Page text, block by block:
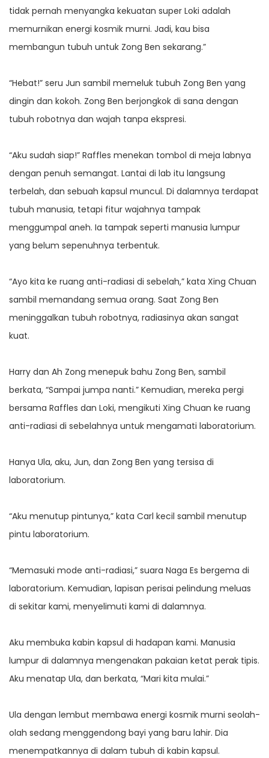
tidak pernah menyangka kekuatan super Loki adalah
memurnikan energi kosmik murni. Jadi, kau bisa
membangun tubuh untuk Zong Ben sekarang.”
“Hebat!” seru Jun sambil memeluk tubuh Zong Ben yang
dingin dan kokoh. Zong Ben berjongkok di sana dengan
tubuh robotnya dan wajah tanpa ekspresi.
“Aku sudah siap!” Raffles menekan tombol di meja labnya
dengan penuh semangat. Lantai di lab itu langsung
terbelah, dan sebuah kapsul muncul. Di dalamnya terdapat
tubuh manusia, tetapi fitur wajahnya tampak
menggumpal aneh. Ia tampak seperti manusia lumpur
yang belum sepenuhnya terbentuk.
“Ayo kita ke ruang anti-radiasi di sebelah,” kata Xing Chuan
sambil memandang semua orang. Saat Zong Ben
meninggalkan tubuh robotnya, radiasinya akan sangat
kuat.
Harry dan Ah Zong menepuk bahu Zong Ben, sambil
berkata, “Sampai jumpa nanti.” Kemudian, mereka pergi
bersama Raffles dan Loki, mengikuti Xing Chuan ke ruang
anti-radiasi di sebelahnya untuk mengamati laboratorium.
Hanya Ula, aku, Jun, dan Zong Ben yang tersisa di
laboratorium.
“Aku menutup pintunya,” kata Carl kecil sambil menutup
pintu laboratorium.
“Memasuki mode anti-radiasi,” suara Naga Es bergema di
laboratorium. Kemudian, lapisan perisai pelindung meluas
di sekitar kami, menyelimuti kami di dalamnya.
Aku membuka kabin kapsul di hadapan kami. Manusia
lumpur di dalamnya mengenakan pakaian ketat perak tipis.
Aku menatap Ula, dan berkata, “Mari kita mulai.”
Ula dengan lembut membawa energi kosmik murni seolah-
olah sedang menggendong bayi yang baru lahir. Dia
menempatkannya di dalam tubuh di kabin kapsul.